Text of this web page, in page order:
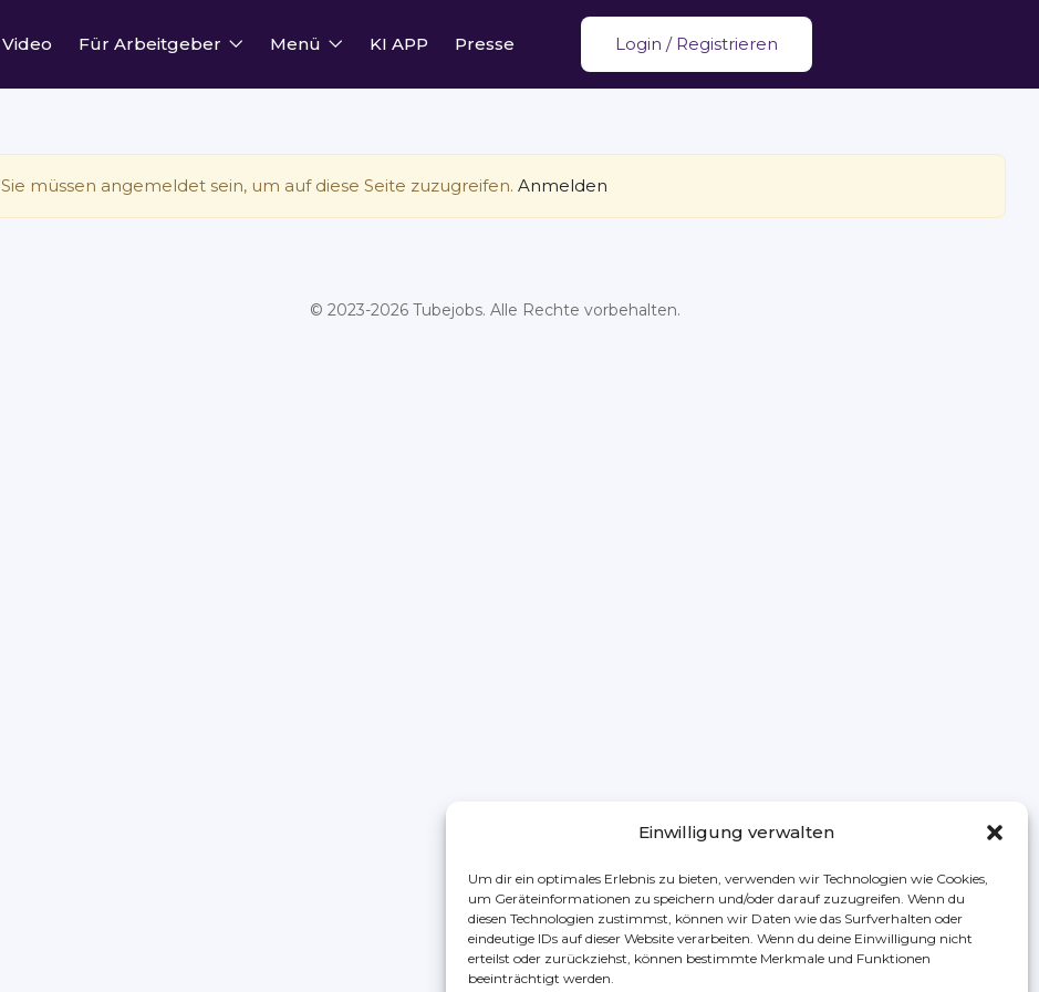
Einwilligung verwalten
Um dir ein optimales Erlebnis zu bieten, verwenden wir Technologien wie Cookies,
um Geräteinformationen zu speichern und/oder darauf zuzugreifen. Wenn du
diesen Technologien zustimmst, können wir Daten wie das Surfverhalten oder
eindeutige IDs auf dieser Website verarbeiten. Wenn du deine Einwilligung nicht
erteilst oder zurückziehst, können bestimmte Merkmale und Funktionen
beeinträchtigt werden.
Video Für Arbeitgeber Menü KI APP Presse Login / Registrieren
Sie müssen angemeldet sein, um auf diese Seite zuzugreifen. Anmelden
© 2023-2026 Tubejobs. Alle Rechte vorbehalten.